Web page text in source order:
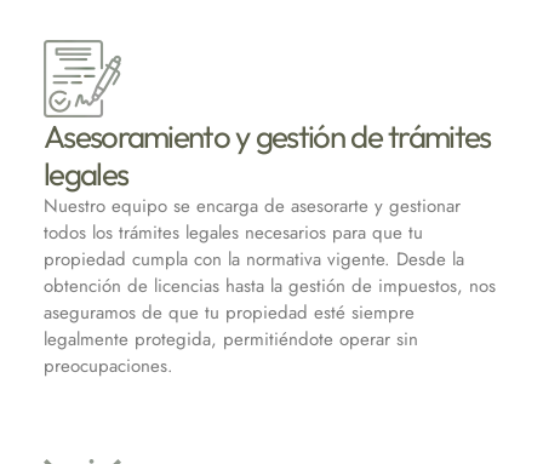
Asesoramiento y gestión de trámites
legales
Nuestro equipo se encarga de asesorarte y gestionar
todos los trámites legales necesarios para que tu
propiedad cumpla con la normativa vigente. Desde la
obtención de licencias hasta la gestión de impuestos, nos
aseguramos de que tu propiedad esté siempre
legalmente protegida, permitiéndote operar sin
preocupaciones.